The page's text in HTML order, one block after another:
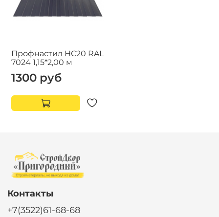
Профнастил НС20 RAL
7024 1,15*2,00 м
1300 руб
Контакты
+7(3522)61-68-68